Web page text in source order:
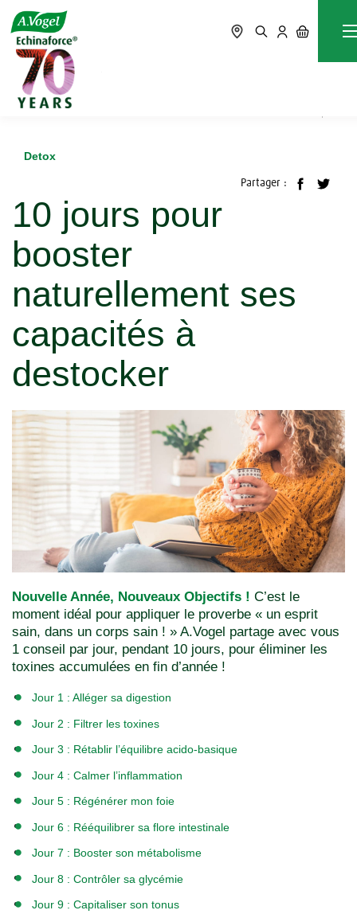
Accueil
10 jours pour booster naturellement ses capacités à
destocker
Detox
Partager :
10 jours pour
booster
naturellement ses
capacités à
destocker
Nouvelle Année, Nouveaux Objectifs ! C’est le
moment idéal pour appliquer le proverbe « un esprit
sain, dans un corps sain ! » A.Vogel partage avec vous
1 conseil par jour, pendant 10 jours, pour éliminer les
toxines accumulées en fin d’année !
Jour 1 : Alléger sa digestion
Jour 2 : Filtrer les toxines
Jour 3 : Rétablir l’équilibre acido-basique
Jour 4 : Calmer l’inflammation
Jour 5 : Régénérer mon foie
Jour 6 : Rééquilibrer sa flore intestinale
Jour 7 : Booster son métabolisme
Jour 8 : Contrôler sa glycémie
Jour 9 : Capitaliser son tonus